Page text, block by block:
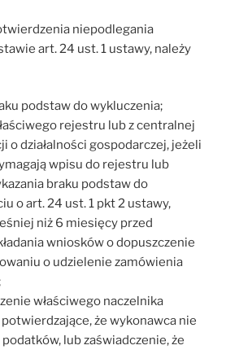
niepodlegania
art. 24 ust. 1 ustawy, należy
podstaw do wykluczenia;
rejestru lub z centralnej
o działalności gospodarczej, jeżeli
wpisu do rejestru lub
braku podstaw do
o art. 24 ust. 1 pkt 2 ustawy,
niż 6 miesięcy przed
wniosków o dopuszczenie
o udzielenie zamówienia
właściwego naczelnika
że wykonawca nie
podatków, lub zaświadczenie, że